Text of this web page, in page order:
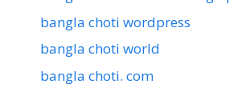
bangla choti wordpress
bangla choti world
bangla choti. com